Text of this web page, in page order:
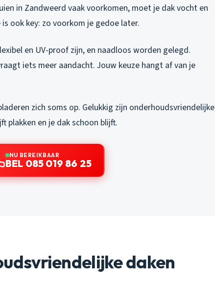
in Zandweerd vaak voorkomen, moet je dak vocht en
ook key: zo voorkom je gedoe later.
en UV-proof zijn, en naadloos worden gelegd.
iets meer aandacht. Jouw keuze hangt af van je
zich soms op. Gelukkig zijn onderhoudsvriendelijke
plakken en je dak schoon blijft.
NU BEREIKBAAR
BEL 085 019 86 25
daken